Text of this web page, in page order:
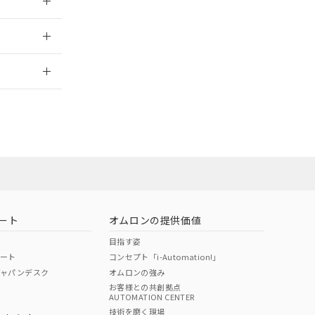
ト
ト
パンデスク
オムロンの提供価値
目指す姿
コンセプト「i-Automation!」
オムロンの強み
お客様との共創拠点
AUTOMATION CENTER
技術を磨く現場